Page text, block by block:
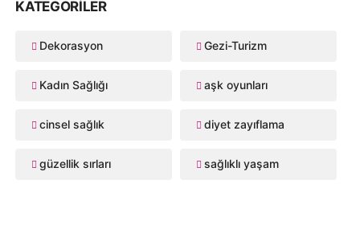
KATEGORILER
Dekorasyon Gezi-Turizm
Kadın Sağlığı aşk oyunları
cinsel sağlık diyet zayıflama
güzellik sırları sağlıklı yaşam